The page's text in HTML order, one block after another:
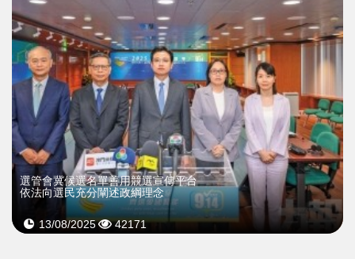
選管會冀候選名單善用競選宣傳平台
依法向選民充分闡述政綱理念
13/08/2025 42171